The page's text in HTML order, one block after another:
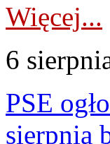
Więcej...
6
PSE
sierpnia